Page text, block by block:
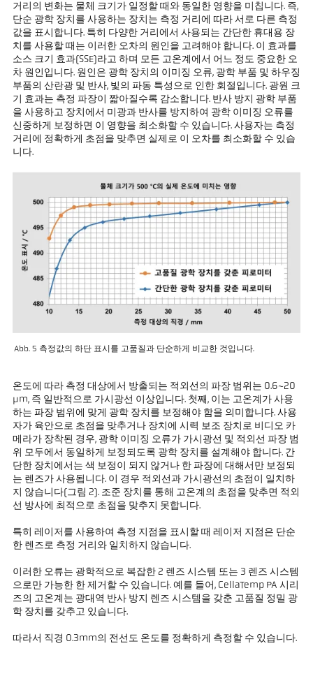
거리의 변화는 물체 크기가 일정할 때와 동일한 영향을 미칩니다. 즉,
단순 광학 장치를 사용하는 장치는 측정 거리에 따라 서로 다른 측정
값을 표시합니다. 특히 다양한 거리에서 사용되는 간단한 휴대용 장
치를 사용할 때는 이러한 오차의 원인을 고려해야 합니다. 이 효과를
소스 크기 효과(SSE)라고 하며 모든 고온계에서 어느 정도 중요한 오
차 원인입니다. 원인은 광학 장치의 이미징 오류, 광학 부품 및 하우징
부품의 산란광 및 반사, 빛의 파동 특성으로 인한 회절입니다. 광원 크
기 효과는 측정 파장이 짧아질수록 감소합니다. 반사 방지 광학 부품
을 사용하고 장치에서 미광과 반사를 방지하여 광학 이미징 오류를
신중하게 보정하면 이 영향을 최소화할 수 있습니다. 사용자는 측정
거리에 정확하게 초점을 맞추면 실제로 이 오차를 최소화할 수 있습
니다.
Abb. 5 측정값의 하단 표시를 고품질과 단순하게 비교한 것입니다.
온도에 따라 측정 대상에서 방출되는 적외선의 파장 범위는 0.6~20
µm, 즉 일반적으로 가시광선 이상입니다. 첫째, 이는 고온계가 사용
하는 파장 범위에 맞게 광학 장치를 보정해야 함을 의미합니다. 사용
자가 육안으로 초점을 맞추거나 장치에 시력 보조 장치로 비디오 카
메라가 장착된 경우, 광학 이미징 오류가 가시광선 및 적외선 파장 범
위 모두에서 동일하게 보정되도록 광학 장치를 설계해야 합니다. 간
단한 장치에서는 색 보정이 되지 않거나 한 파장에 대해서만 보정되
는 렌즈가 사용됩니다. 이 경우 적외선과 가시광선의 초점이 일치하
지 않습니다(그림 2). 조준 장치를 통해 고온계의 초점을 맞추면 적외
선 방사에 최적으로 초점을 맞추지 못합니다.
특히 레이저를 사용하여 측정 지점을 표시할 때 레이저 지점은 단순
한 렌즈로 측정 거리와 일치하지 않습니다.
이러한 오류는 광학적으로 복잡한 2 렌즈 시스템 또는 3 렌즈 시스템
으로만 가능한 한 제거할 수 있습니다. 예를 들어, CellaTemp PA 시리
즈의 고온계는 광대역 반사 방지 렌즈 시스템을 갖춘 고품질 정밀 광
학 장치를 갖추고 있습니다.
따라서 직경 0.3mm의 전선도 온도를 정확하게 측정할 수 있습니다.